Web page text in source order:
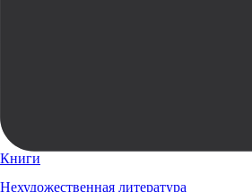
Книги
Нехудожественная литература